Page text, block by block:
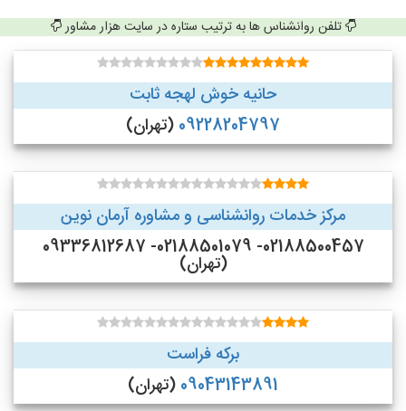
تلفن روانشناس ها به ترتیب ستاره در سایت هزار مشاور
حانیه خوش لهجه ثابت
09228204797 (تهران)
مرکز خدمات روانشناسی و مشاوره آرمان نوین
02188500457- 02188501079- 09336812687
(تهران)
برکه فراست
09043143891 (تهران)